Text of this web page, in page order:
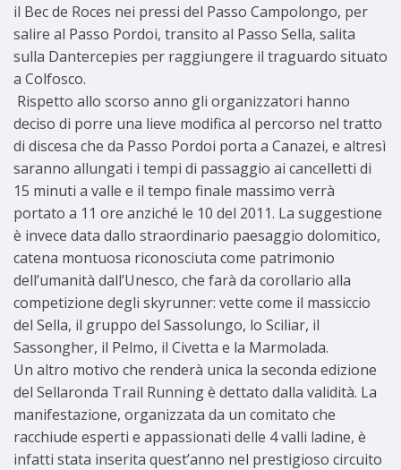
il Bec de Roces nei pressi del Passo Campolongo, per
salire al Passo Pordoi, transito al Passo Sella, salita
sulla Dantercepies per raggiungere il traguardo situato
a Colfosco.
Rispetto allo scorso anno gli organizzatori hanno
deciso di porre una lieve modifica al percorso nel tratto
di discesa che da Passo Pordoi porta a Canazei, e altresì
saranno allungati i tempi di passaggio ai cancelletti di
15 minuti a valle e il tempo finale massimo verrà
portato a 11 ore anziché le 10 del 2011. La suggestione
è invece data dallo straordinario paesaggio dolomitico,
catena montuosa riconosciuta come patrimonio
dell’umanità dall’Unesco, che farà da corollario alla
competizione degli skyrunner: vette come il massiccio
del Sella, il gruppo del Sassolungo, lo Sciliar, il
Sassongher, il Pelmo, il Civetta e la Marmolada.
Un altro motivo che renderà unica la seconda edizione
del Sellaronda Trail Running è dettato dalla validità. La
manifestazione, organizzata da un comitato che
racchiude esperti e appassionati delle 4 valli ladine, è
infatti stata inserita quest’anno nel prestigioso circuito